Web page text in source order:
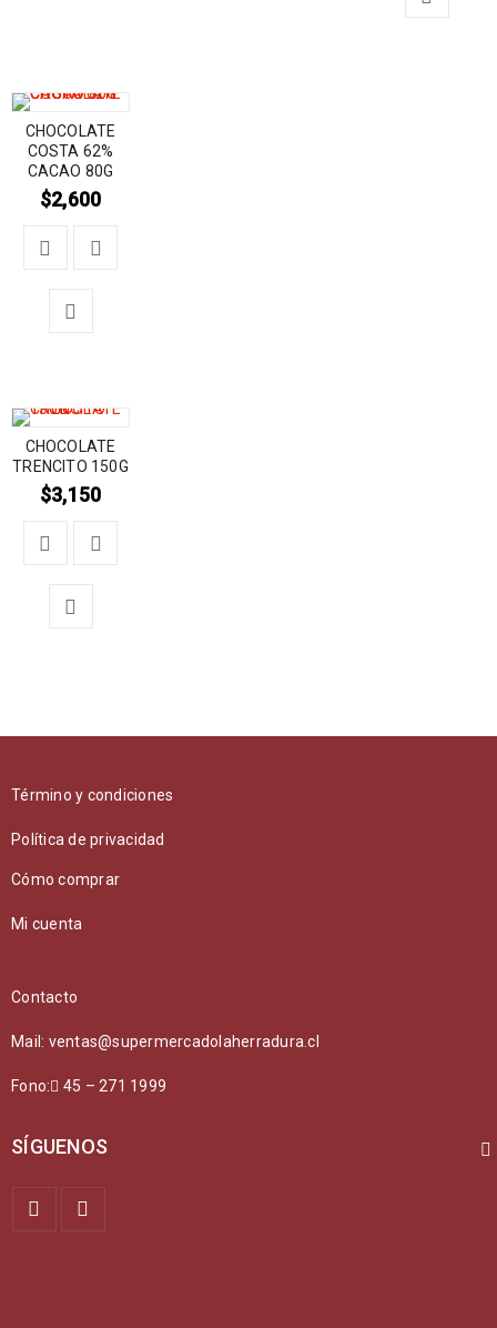
CHOCOLATE
COSTA 62%
CACAO 80G
$2,600
CHOCOLATE
TRENCITO 150G
$3,150
Término y condiciones
Política de privacidad
Cómo comprar
Mi cuenta
Contacto
Mail: ventas@supermercadolaherradura.cl
Fono: 45 – 271 1999
SÍGUENOS